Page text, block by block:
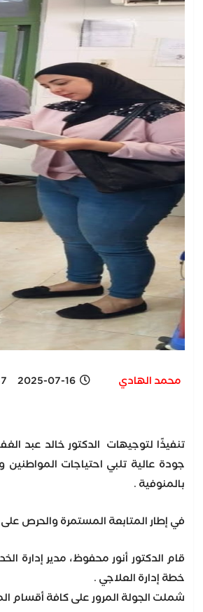
محمد الهادي 2025-07-16 5:37 PM
تنفيذًا لتوجيهات الدكتور خالد عبد
جودة عالية تلبي احتياجات
بالمنوفية .
في إطار المتابعة المستمرة والحرص
قام الدكتور أنور محفوظ، مدير إدارة
خطة إدارة العلاجي .
شملت الجولة المرور على كافة أقسام